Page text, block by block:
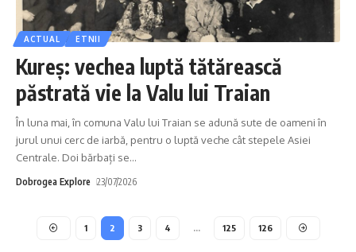
ACTUAL ETNII
Kureș: vechea luptă tătărească
păstrată vie la Valu lui Traian
În luna mai, în comuna Valu lui Traian se adună sute de oameni în
jurul unui cerc de iarbă, pentru o luptă veche cât stepele Asiei
Centrale. Doi bărbați se…
Dobrogea Explore 23/07/2026
1 2 3 4 125 126